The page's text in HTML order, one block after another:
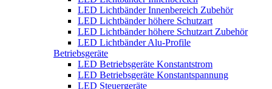
LED Lichtbänder Innenbereich Zubehör
LED Lichtbänder höhere Schutzart
LED Lichtbänder höhere Schutzart Zubehör
LED Lichtbänder Alu-Profile
Betriebsgeräte
LED Betriebsgeräte Konstantstrom
LED Betriebsgeräte Konstantspannung
LED Steuergeräte